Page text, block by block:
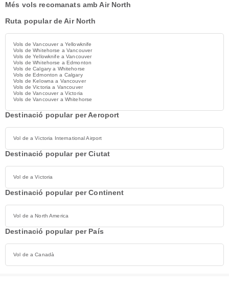
Més vols recomanats amb Air North
Ruta popular de Air North
Vols de Vancouver a Yellowknife
Vols de Whitehorse a Vancouver
Vols de Yellowknife a Vancouver
Vols de Whitehorse a Edmonton
Vols de Calgary a Whitehorse
Vols de Edmonton a Calgary
Vols de Kelowna a Vancouver
Vols de Victoria a Vancouver
Vols de Vancouver a Victoria
Vols de Vancouver a Whitehorse
Destinació popular per Aeroport
Vol de a Victoria International Airport
Destinació popular per Ciutat
Vol de a Victoria
Destinació popular per Continent
Vol de a North America
Destinació popular per País
Vol de a Canadà